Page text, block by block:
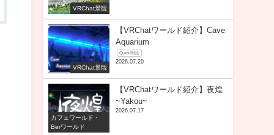
VRChat景観
VRChat景観
【VRChatワールド紹介】Cave
Aquarium
Quest対応
2026.07.20
カフェワールド・
Berワールド
【VRChatワールド紹介】夜煌
~Yakou~
2026.07.17